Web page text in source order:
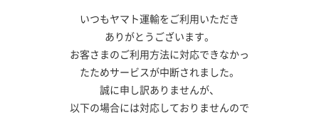
いつもヤマト運輸をご利用いただき
ありがとうございます。
お客さまのご利用方法に対応できなかっ
たためサービスが中断されました。
誠に申し訳ありませんが、
以下の場合には対応しておりませんので